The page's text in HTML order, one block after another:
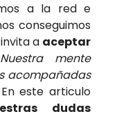
a la red e
conseguimos
a aceptar
Nuestra mente
acompañadas
En este articulo
dudas